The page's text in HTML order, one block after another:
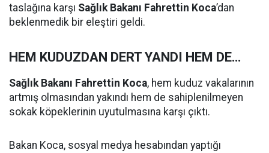
taslağına karşı Sağlık Bakanı Fahrettin Koca’dan
beklenmedik bir eleştiri geldi.
HEM KUDUZDAN DERT YANDI HEM DE…
Sağlık Bakanı Fahrettin Koca, hem kuduz vakalarının
artmış olmasından yakındı hem de sahiplenilmeyen
sokak köpeklerinin uyutulmasına karşı çıktı.
Bakan Koca, sosyal medya hesabından yaptığı